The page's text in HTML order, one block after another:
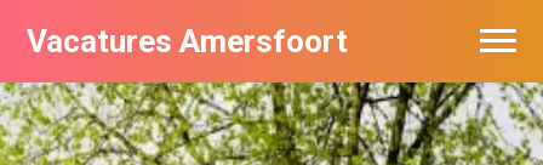
Vacatures Amersfoort
Vacatures per bedrijf
De populairste vacatures in Amersfoort